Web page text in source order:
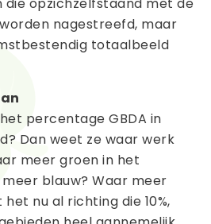
die opzichzelfstaand met de
nagestreefd, maar
totaalbeeld
percentage GBDA in
Dan weet ze waar werk
meer groen in het
blauw? Waar meer
nu al richting die 10%,